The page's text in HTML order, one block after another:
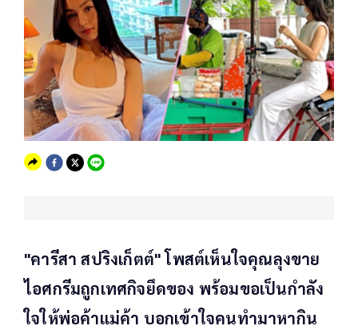
"คารีสา สปริงเก็ตต์" โพสต์เห็นใจคุณลุงขาย
ไอศกรีมถูกเทศกิจยึดของ พร้อมขอเป็นกำลัง
ใจให้พ่อค้าแม่ค้า บอกเข้าใจคนทำมาหากิน